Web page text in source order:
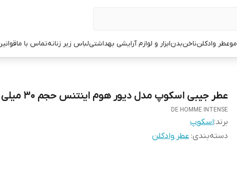
موعطر وادکلنناخنبدنابزار و لوازم آرایشی بهداشتیلباس زیر زنانهتماس با ما
عطر جیبی اسکوپ مدل دیور هوم اینتنس حجم 30 میلی لیتر
DE HOMME INTENSE
برند:اسکوپ
دسته‌بندی: عطر وادکلن